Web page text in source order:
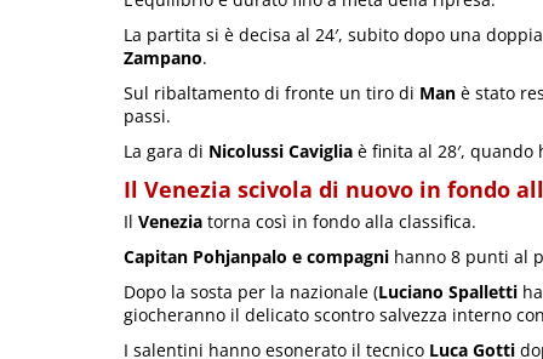
La partita si è decisa al 24′, subito dopo una
Zampano.
Sul ribaltamento di fronte un tiro di Man è stato
passi.
La gara di Nicolussi Caviglia è finita al 28′,
Il Venezia scivola di nuovo in fondo
Il Venezia torna così in fondo alla classifica.
Capitan Pohjanpalo e compagni hanno 8 punti al
Dopo la sosta per la nazionale (Luciano Spalletti
giocheranno il delicato scontro salvezza interno
I salentini hanno esonerato il tecnico Luca Gotti